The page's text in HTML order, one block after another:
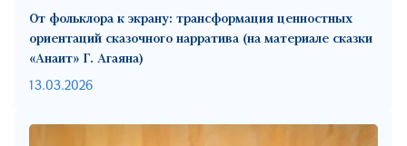
От фольклора к экрану: трансформация ценностных
ориентаций сказочного нарратива (на материале сказки
«Анаит» Г. Агаяна)
13.03.2026